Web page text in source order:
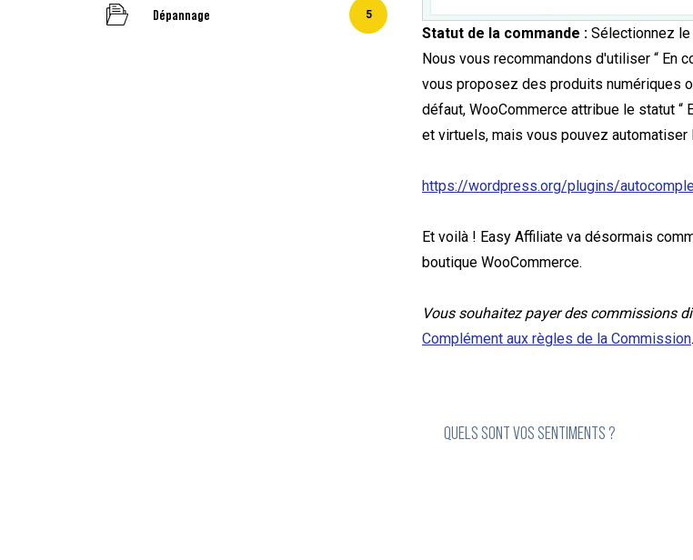
Dépannage 5
Statut de la commande : Sélectionnez
Nous vous recommandons d'utiliser “ En
vous proposez des produits numériques
défaut, WooCommerce attribue le statut “
et virtuels, mais vous pouvez automatiser
https://wordpress.org/plugins/
Et voilà ! Easy Affiliate va désormais
boutique WooCommerce.
Vous souhaitez payer des commissions
Complément aux règles de la Commission.
QUELS SONT VOS SENTIMENTS ?